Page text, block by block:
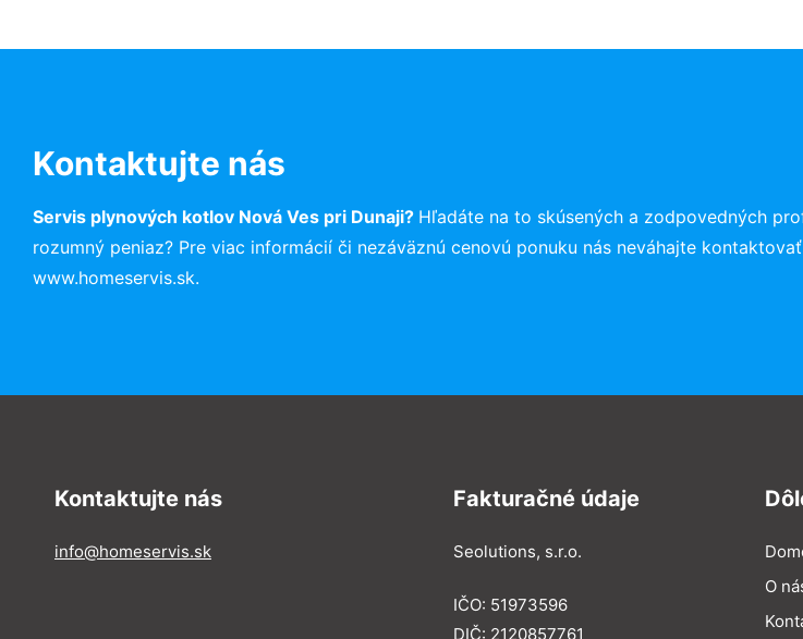
Kontaktujte nás
Servis plynových kotlov Nová Ves pri Dunaji? Hľadáte na to skúsených a zodpovedných
rozumný peniaz? Pre viac informácií či nezáväznú cenovú ponuku nás neváhajte
www.homeservis.sk.
Kontaktujte nás
info@homeservis.sk
Fakturačné údaje
Seolutions, s.r.o.
IČO: 51973596
DIČ: 2120857761
O